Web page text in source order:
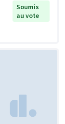
Soumis
au vote